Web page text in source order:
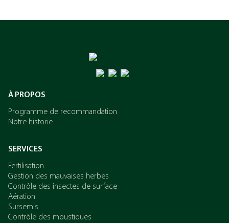
À PROPOS
Programme de recommandation
Notre historie
SERVICES
Fertilisation
Gestion des mauvaises herbes
Contrôle des insectes de surface
Aération
Sursemis
Contrôle des moustiques